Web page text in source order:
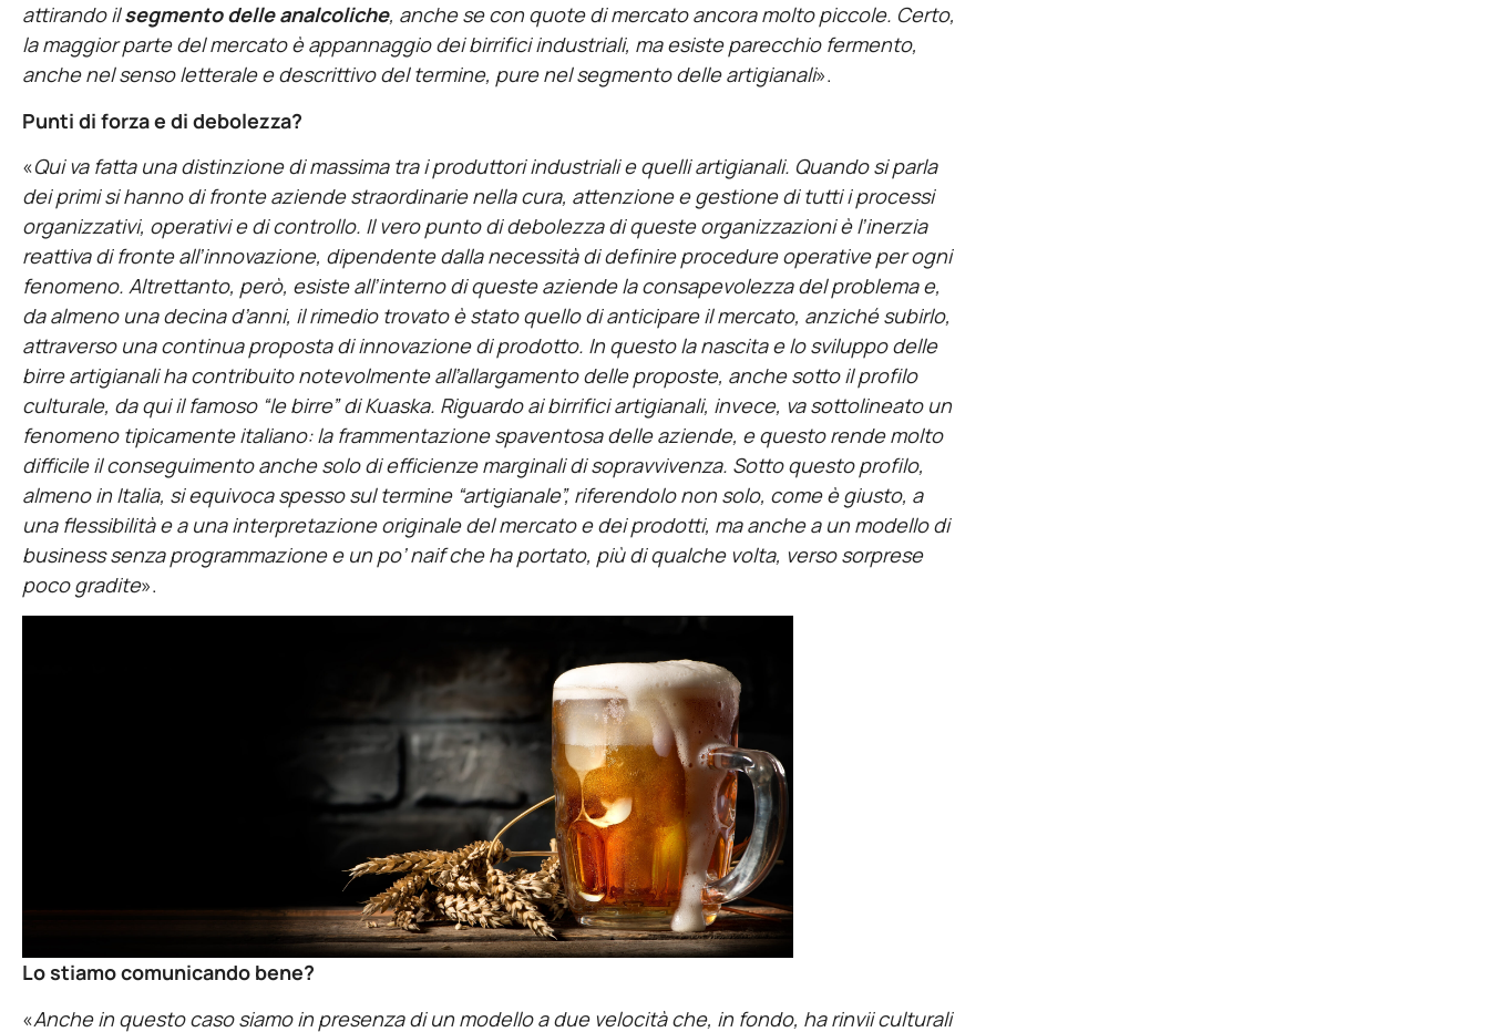
attirando ilsegmento delle analcoliche, anche se con quote di mercato ancora molto piccole. Certo,
la maggior parte del mercato è appannaggio dei birrifici industriali, ma esiste parecchio fermento,
anche nel senso letterale e descrittivo del termine, pure nel segmento delle artigianali».
Punti di forza e di debolezza?
«Qui va fatta una distinzione di massima tra i produttori industriali e quelli artigianali. Quando si parla
dei primi si hanno di fronte aziende straordinarie nella cura, attenzione e gestione di tutti i processi
organizzativi, operativi e di controllo. Il vero punto di debolezza di queste organizzazioni è l’inerzia
reattiva di fronte all’innovazione, dipendente dalla necessità di definire procedure operative per ogni
fenomeno. Altrettanto, però, esiste all’interno di queste aziende la consapevolezza del problema e,
da almeno una decina d’anni, il rimedio trovato è stato quello di anticipare il mercato, anziché subirlo,
attraverso una continua proposta di innovazione di prodotto. In questo la nascita e lo sviluppo delle
birre artigianali ha contribuito notevolmente all’allargamento delle proposte, anche sotto il profilo
culturale, da qui il famoso “le birre” di Kuaska. Riguardo ai birrifici artigianali, invece, va sottolineato un
fenomeno tipicamente italiano: la frammentazione spaventosa delle aziende, e questo rende molto
difficile il conseguimento anche solo di efficienze marginali di sopravvivenza. Sotto questo profilo,
almeno in Italia, si equivoca spesso sul termine “artigianale”, riferendolo non solo, come è giusto, a
una flessibilità e a una interpretazione originale del mercato e dei prodotti, ma anche a un modello di
business senza programmazione e un po’ naif che ha portato, più di qualche volta, verso sorprese
poco gradite».
Lo stiamo comunicando bene?
«Anche in questo caso siamo in presenza di un modello a due velocità che, in fondo, ha rinvii culturali